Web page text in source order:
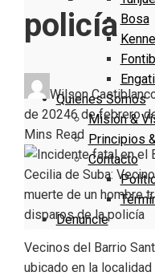
Bosa
Quienes Somos
Misión &
Principios
Contacto
Denuncie
policía
Wilson
de 20246 de febrero
Mins Read
Vecinos del Barrio
ubicado en la localidad